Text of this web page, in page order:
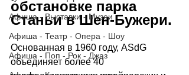
Афиша - Выставки - Музеи
Афиша - Театр - Опера - Шоу
Афиша - Поп - Рок - Джаз
обстановке парка
Станьи в Шен-Бужери.
Основанная в 1960 году, ASdG
объединяет более 40